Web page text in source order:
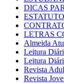
DICAS
LETRAS
Almeida
Leitura
Leitura
Revista
Revista